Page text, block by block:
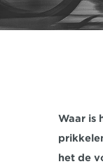
Waar is
het de